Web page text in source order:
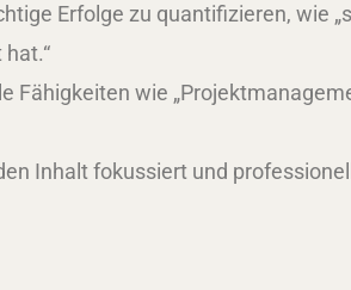
Erfolge zu quantifizieren, wie
wie
Inhalt fokussiert und